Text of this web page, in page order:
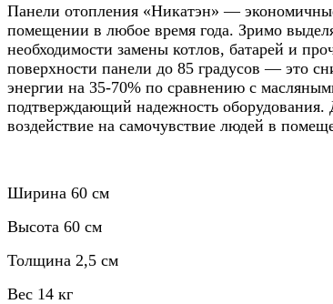
Панели отопления «Никатэн» —
помещении в любое время года. Зримо
необходимости замены котлов, батарей и
поверхности панели до 85 градусов — это
энергии на 35-70% по сравнению с
подтверждающий надежность
воздействие на самочувствие людей в
Ширина 60 см
Высота 60 см
Толщина 2,5 см
Вес 14 кг